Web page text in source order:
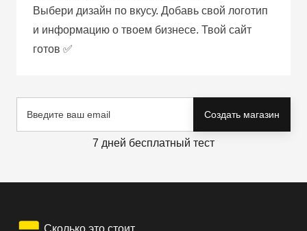
Выбери дизайн по вкусу. Добавь свой логотип
и информацию о твоем бизнесе. Твой сайт
готов ✅
Создать магазин
7 дней бесплатный тест
Сколько это стоит